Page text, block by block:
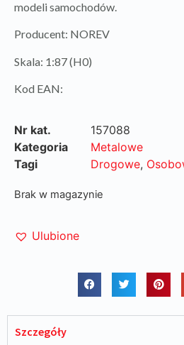
modeli samochodów.
Producent: NOREV
Skala: 1:87 (H0)
Kod EAN:
Nr kat.
157088
Kategoria
Metalowe
Tagi
Drogowe,
Brak w magazynie
Ulubione
Szczegóły